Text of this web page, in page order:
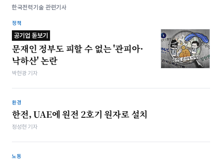
한국전력기술 관련기사
정책
공기업 돋보기
문재인 정부도 피할 수 없는 '관피아·
낙하산' 논란
박현광 기자
환경
한전, UAE에 원전 2호기 원자로 설치
정성현 기자
노동